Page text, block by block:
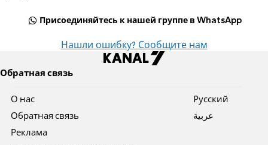
Присоединяйтесь к нашей группе в WhatsApp
Нашли ошибку? Сообщите нам
Обратная связь
О нас
Обратная связь
Реклама
Pусский
عربية